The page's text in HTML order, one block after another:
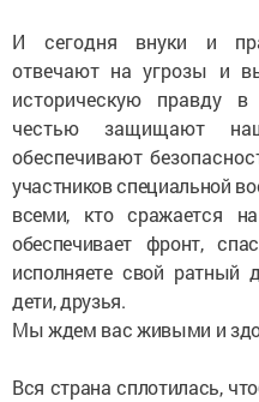
И сегодня внуки и
отвечают на угрозы и
историческую правду
честью защищают
обеспечивают
участников специальной
всеми, кто сражается
обеспечивает фронт,
исполняете свой
дети, друзья.
Мы ждем вас живыми и
Вся страна сплотилась,